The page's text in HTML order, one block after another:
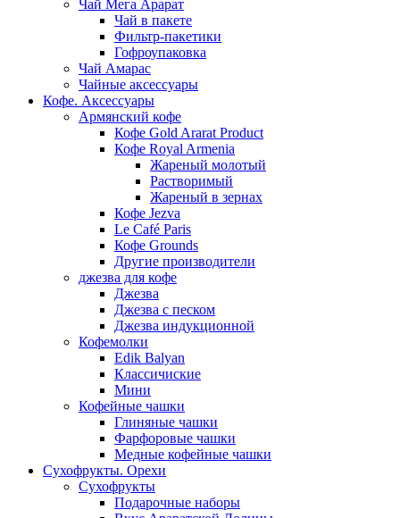
Чай Мега Арарат
Чай в пакете
Фильтр-пакетики
Гофроупаковка
Чай Амарас
Чайные аксессуары
Кофе. Аксессуары
Армянский кофе
Кофе Gold Ararat Product
Кофе Royal Armenia
Жареный молотый
Растворимый
Жареный в зернах
Кофе Jezva
Le Café Paris
Кофе Grounds
Другие производители
джезва для кофе
Джезва
Джезва с песком
Джезва индукционной
Кофемолки
Edik Balyan
Классичиские
Мини
Кофейные чашки
Глиняные чашки
Фарфоровые чашки
Медные кофейные чашки
Сухофрукты. Орехи
Сухофрукты
Подарочные наборы